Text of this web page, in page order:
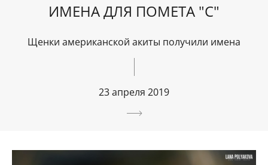
ИМЕНА ДЛЯ ПОМЕТА "С"
Щенки американской акиты получили имена
23 апреля 2019